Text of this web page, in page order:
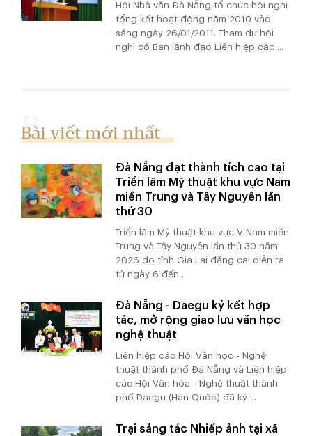
Hội Nhà văn Đà Nẵng tổ chức hội nghị
tổng kết hoạt động năm 2010 vào
sáng ngày 26/01/2011. Tham dự hội
nghị có Ban lãnh đạo Liên hiệp các ...
Bài viết mới nhất
Đà Nẵng đạt thành tích cao tại
Triển lãm Mỹ thuật khu vực Nam
miền Trung và Tây Nguyên lần
thứ 30
Triển lãm Mỹ thuật khu vực V Nam miền
Trung và Tây Nguyên lần thứ 30 năm
2026 do tỉnh Gia Lai đăng cai diễn ra
từ ngày 6 đến ...
Đà Nẵng - Daegu ký kết hợp
tác, mở rộng giao lưu văn học
nghệ thuật
Liên hiệp các Hội Văn học - Nghệ
thuật thành phố Đà Nẵng và Liên hiệp
các Hội Văn hóa - Nghệ thuật thành
phố Daegu (Hàn Quốc) đã ký ...
Trại sáng tác Nhiếp ảnh tại xã